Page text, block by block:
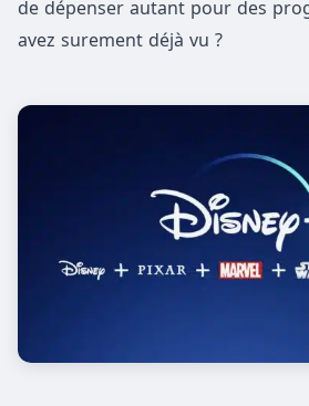
de dépenser autant pour des
avez surement déjà vu ?